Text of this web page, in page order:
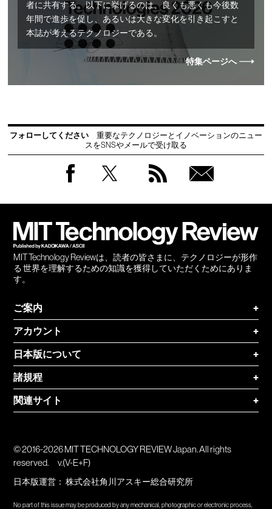
者に共有する。以下に挙げるのは、良くも悪くも今後数
年間で進歩を促し、あるいは大きな変化を引き起こすと
本誌が考えるテクノロジーである。
特集ページへ
フォローしてください
重要なテクノロジーとイノベーションのニュー
スをSNSやメールで受け取る
MIT Technology Reviewは、読者の皆さまに、テクノロジーが形作
る 世界を理解するための知識を獲得していただくためにありま
す。
ご案内
+
アカウント
+
日本版について
+
諸規程
+
関連サイト
+
© 2016-2026 MIT TECHNOLOGY REVIEW Japan. All rights
reserved.
v.(V-E+F)
日本版運営：株式会社角川アスキー総合研究所
No part of this issue may be produced by any mechanical, photographic or electronic process,